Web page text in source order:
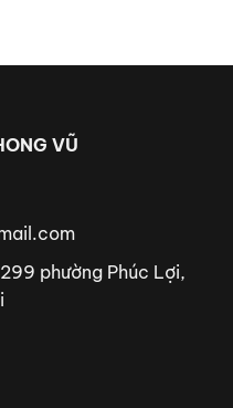
VŨ
phường Phúc Lợi,